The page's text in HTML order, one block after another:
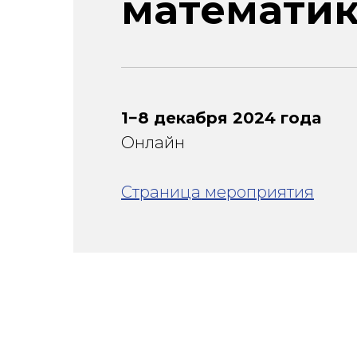
1−8 декабря 2024 года
Онлайн
Страница мероприятия